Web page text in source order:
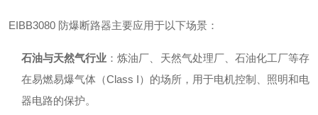
EIBB3080 防爆断路器主要应用于以下场景：
石油与天然气行业 ：炼油厂、天然气处理厂、石油化工厂等存
在易燃易爆气体（Class I）的场所，用于电机控制、照明和电
器电路的保护。